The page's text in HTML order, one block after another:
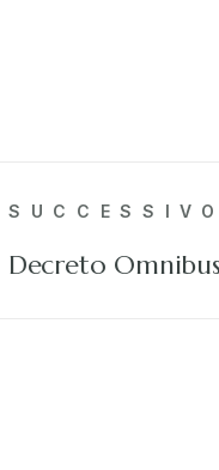
SUCCESSIVO
Decreto